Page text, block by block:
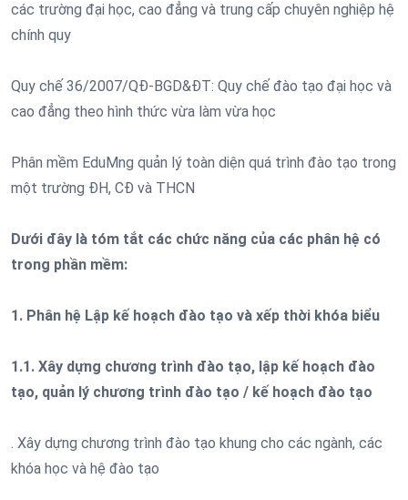
các trường đại học, cao đẳng và trung cấp chuyên nghiệp hệ
chính quy
Quy chế 36/2007/QĐ-BGD&ĐT: Quy chế đào tạo đại học và
cao đẳng theo hình thức vừa làm vừa học
Phân mềm EduMng quản lý toàn diện quá trình đào tạo trong
một trường ĐH, CĐ và THCN
Dưới đây là tóm tắt các chức năng của các phân hệ có
trong phần mềm:
1. Phân hệ Lập kế hoạch đào tạo và xếp thời khóa biểu
1.1. Xây dựng chương trình đào tạo, lập kế hoạch đào
tạo, quản lý chương trình đào tạo / kế hoạch đào tạo
. Xây dựng chương trình đào tạo khung cho các ngành, các
khóa học và hệ đào tạo